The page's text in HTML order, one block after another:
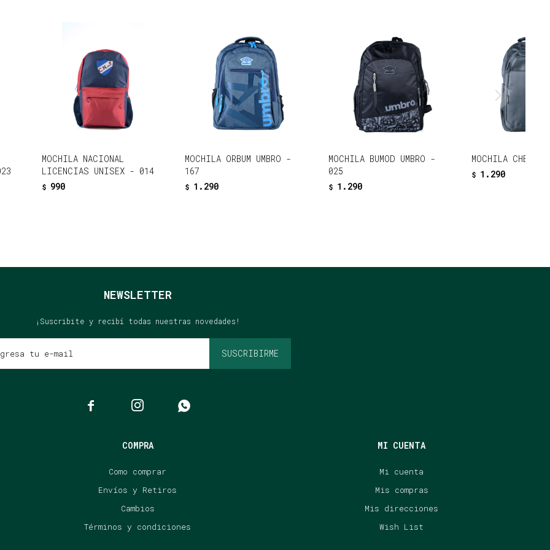
MOCHILA NACIONAL
LICENCIAS UNISEX - 014
$ 990
MOCHILA ORBUM UMBRO -
167
$ 1.290
MOCHILA BUMOD UMBRO -
025
$ 1.290
MOCHILA CHEK
$ 1.290
COMPRA
Como comprar
Envíos y Retiros
Cambios
Términos y condiciones
MI CUENTA
Mi cuenta
Mis compras
Mis direcciones
Wish List
NEWSLETTER
¡Suscribite y recibí todas nuestras novedades!
SUSCRIBIRME
  